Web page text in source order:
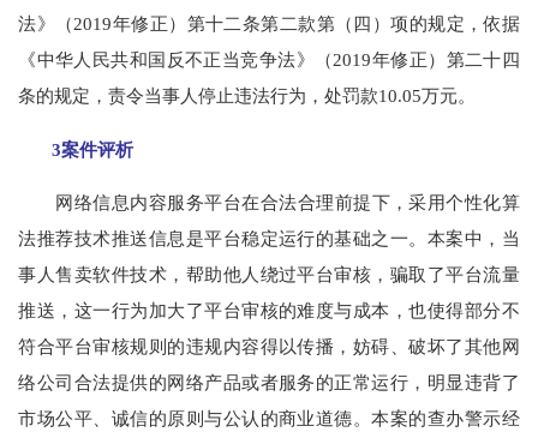
法》（2019年修正）第十二条第二款第（四）项的规定，依据
《中华人民共和国反不正当竞争法》（2019年修正）第二十四
条的规定，责令当事人停止违法行为，处罚款10.05万元。
3案件评析
网络信息内容服务平台在合法合理前提下，采用个性化算
法推荐技术推送信息是平台稳定运行的基础之一。本案中，当
事人售卖软件技术，帮助他人绕过平台审核，骗取了平台流量
推送，这一行为加大了平台审核的难度与成本，也使得部分不
符合平台审核规则的违规内容得以传播，妨碍、破坏了其他网
络公司合法提供的网络产品或者服务的正常运行，明显违背了
市场公平、诚信的原则与公认的商业道德。本案的查办警示经